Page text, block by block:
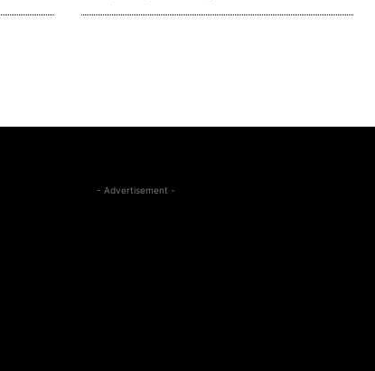
- Advertisement -